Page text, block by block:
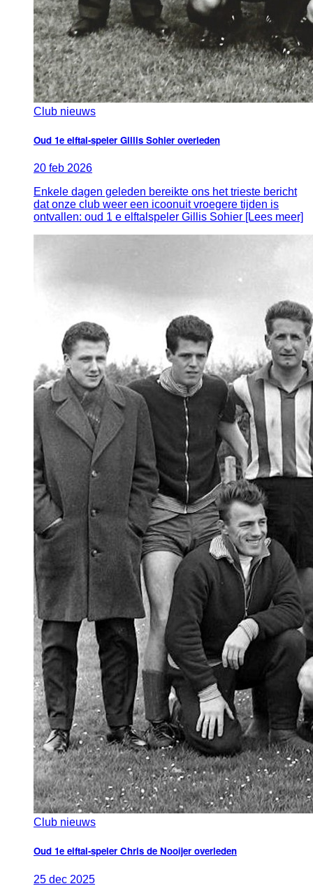
Club nieuws
Oud 1e elftal-speler Gillis Sohier overleden
20 feb 2026
Enkele dagen geleden bereikte ons het trieste bericht
dat onze club weer een icoonuit vroegere tijden is
ontvallen: oud 1 e elftalspeler Gillis Sohier [Lees meer]
Club nieuws
Oud 1e elftal-speler Chris de Nooijer overleden
25 dec 2025